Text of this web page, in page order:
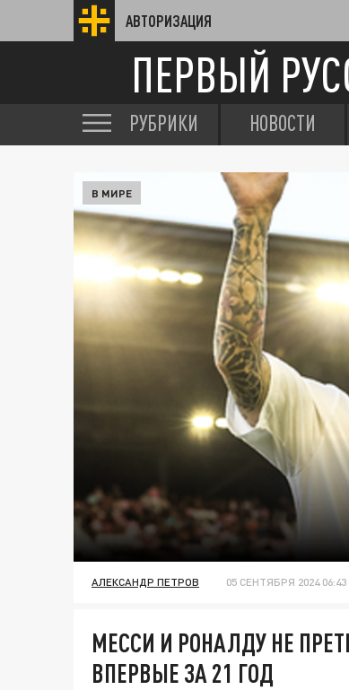
АВТОРИЗАЦИЯ
ПЕРВЫЙ
РУБРИКИ НОВОСТИ
В МИРЕ
АЛЕКСАНДР ПЕТРОВ 05 СЕНТЯБРЯ 2024 06:43
МЕССИ И РОНАЛДУ НЕ
ВПЕРВЫЕ ЗА 21 ГОД